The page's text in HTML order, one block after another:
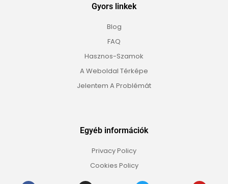
Gyors linkek
Blog
FAQ
Hasznos-Szamok
A Weboldal Térképe
Jelentem A Problémát
Egyéb információk
Privacy Policy
Cookies Policy